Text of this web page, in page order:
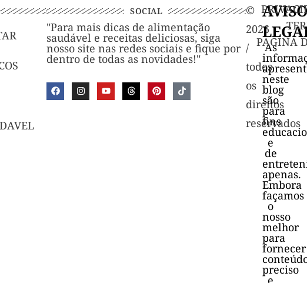
SOCIAL
"Para mais dicas de alimentação
saudável e receitas deliciosas, siga
nosso site nas redes sociais e fique por
dentro de todas as novidades!"
©️
2026
/
todos
os
direitos
reservados
PAGINA
As
neste
blog
são
para
fins
e
de
apenas.
Embora
façamos
o
nosso
melhor
para
fornecer
preciso
e